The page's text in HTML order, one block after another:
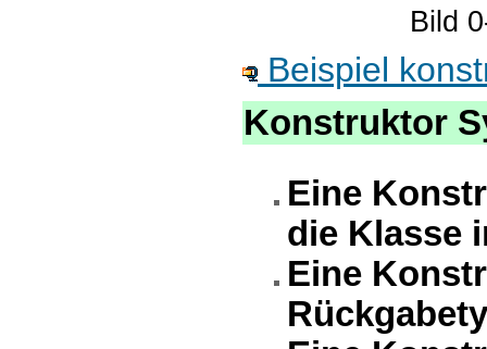
Bild
Beispiel
Konstruktor
Eine
die Klasse
Eine